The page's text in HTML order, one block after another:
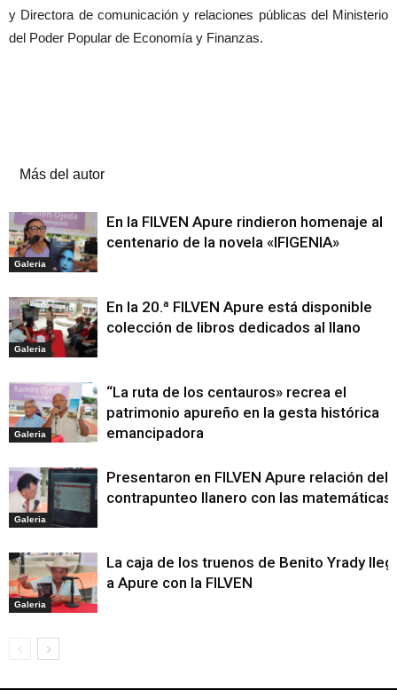
y Directora de comunicación y relaciones públicas del Ministerio
del Poder Popular de Economía y Finanzas.
Más del autor
Galeria
En la FILVEN Apure rindieron homenaje al
centenario de la novela «IFIGENIA»
Galeria
En la 20.ª FILVEN Apure está disponible
colección de libros dedicados al llano
Galeria
“La ruta de los centauros» recrea el
patrimonio apureño en la gesta histórica
emancipadora
Galeria
Presentaron en FILVEN Apure relación del
contrapunteo llanero con las matemáticas
Galeria
La caja de los truenos de Benito Yrady
a Apure con la FILVEN